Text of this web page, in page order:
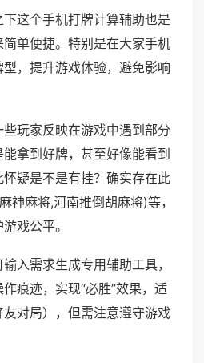
这个手机打牌计算辅助也是
单便捷。特别是在大家手机
，提升游戏体验，避免影响
玩家反映在游戏中遇到部分
拿到好牌，甚至好像能看到
疑是不是有挂？确实存在此
神麻将,河南推倒胡麻将)等，
戏公平。
入需求生成专用辅助工具，
痕迹，实现“必胜”效果，适
对局），但需注意遵守游戏